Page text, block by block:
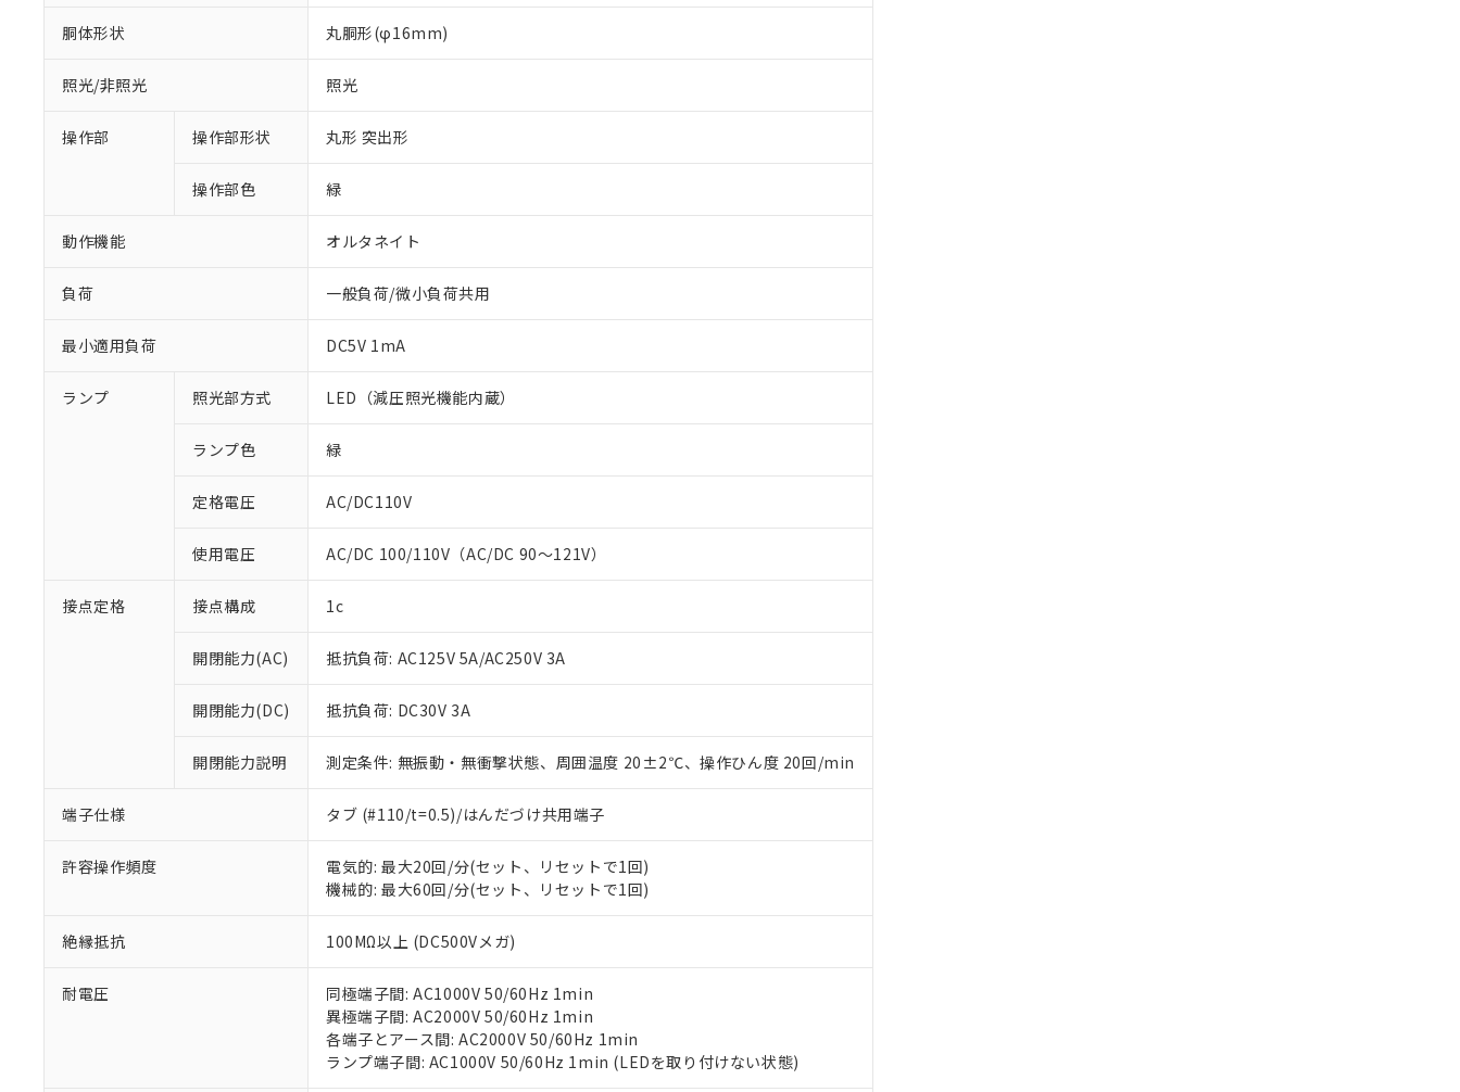
胴体形状 丸胴形(φ16mm)
照光/非照光 照光
操作部 操作部形状 丸形 突出形
操作部色 緑
動作機能 オルタネイト
負荷 一般負荷/微小負荷共用
最小適用負荷 DC5V 1mA
ランプ 照光部方式 LED（減圧照光機能内蔵）
ランプ色 緑
定格電圧 AC/DC110V
使用電圧 AC/DC 100/110V（AC/DC 90～121V）
接点定格 接点構成 1c
開閉能力(AC) 抵抗負荷: AC125V 5A/AC250V 3A
開閉能力(DC) 抵抗負荷: DC30V 3A
開閉能力説明 測定条件: 無振動・無衝撃状態、周囲温度 20±2℃、操作ひん度 20回/min
端子仕様 タブ (#110/t=0.5)/はんだづけ共用端子
許容操作頻度
電気的: 最大20回/分(セット、リセットで1回)
機械的: 最大60回/分(セット、リセットで1回)
絶縁抵抗 100MΩ以上 (DC500Vメガ)
耐電圧
同極端子間: AC1000V 50/60Hz 1min
異極端子間: AC2000V 50/60Hz 1min
各端子とアース間: AC2000V 50/60Hz 1min
ランプ端子間: AC1000V 50/60Hz 1min (LEDを取り付けない状態)
ご利用条件
以下の条件をお読みいただき、同意のうえご利用ください。
本サービスは、当社制御機器事業取扱商品の当社在庫状況および標準価格(税抜)を提供させていただ
くものです。
当社制御機器事業取扱商品の中には、本サービスの対象外となる商品もあることをご了承ください。
在庫状況および標準価格照会結果は、記載している更新日時点での社内データに基づき作成されるも
のであり、閲覧された時点での実際の在庫および標準価格とは異なる場合があることをご了承くださ
い。
当社販売員にご相談ください。
オムロン制御機器販売店や当社販売拠点は「
在庫状況および標準価格結果を当社の事前の承諾なく第三者に漏洩または開示しないようお願いしま
す。
マイパーツ機能（部品リスト作成サービス）をご利用いただくには、I-Webメンバーズにご登録され
対応予定：EU RoHS指令（10物質）の非含有に対応した製品に切り替える予定のある商品です。
対応予定なし：EU RoHS指令（10物質）の非含有に非対応の商品で、対応品を出す予定はありません。
調査・確認中：EU RoHS指令（10物質）の非含有の対応状況を調査中または確認中の商品です。
非該当品：ライセンス料など無形物で、有害物質有無と関係のない商品です。
仕入先様の事情により、非含有部品としていたものが、含有品と判明した場合などやむを得ず変更すること
*EU RoHS指令（10物質）：
鉛(Pb) 1000ppm以下、 水銀(Hg) 1000ppm以下、 カドミウム(Cd) 100ppm以下、
六価クロム(Cr(Ⅵ)) 1000ppm以下、ポリ臭化ビフェニル類(PBB) 1000ppm以下、ポリ臭化ジフェニルエーテル類(PBDE) 1000ppm以下、
フタル酸ビス(2-エチルヘキシル) (DEHP)(別名：DOP) 1000ppm以下、フタル酸ブチルベンジル（BBP） 1000ppm以下、フタル酸ジブチ
ル（DBP） 1000ppm以下、フタル酸ジイソブチル (DIBP) 1000ppm以下
※2 対応予定月
部品在庫の切り替え状況などにより、予定月が前後することがあります。
※1 中国RoHS○×表
「○」：最大均質材料含有率が中国RoHSの基準値以下であることを示します。
「×」：最大均質材料含有率が中国RoHSの基準値を超えていることを示します。
「－」：未確認です。当社販売部門へお問い合わせください。
*中国RoHS10物質の基準値 (GB/T26572)：
Pb(鉛) :1000ppm、 Hg(水銀) : 1000ppm、 Cd(カドミウム) : 100ppm、
Cr(Ⅵ)(六価クロム) : 1000ppm、 PBBs(ポリ臭化ビフェニル類) : 1000ppm、 PBDEs(ポリ臭化ジフェニルエーテル類) : 1000ppm、
DBP(フタル酸ジブチル) : 1000ppm、 DIBP(フタル酸ジイソブチル) : 1000ppm、 BBP(フタル酸ブチルベンジル) : 1000ppm、
DEHP(フタル酸ビス(2-エチルヘキシル)) : 1000ppm
※2 環境保護使用期限
「ｅ」：有害物質（10物質）のすべてが基準値以下であることを示します。
当社は、これら貴社製品のうち、外国為替および外国貿易法に定める商品（以下｢規制貨物等」とい
などの必要な手続きをとります。
当社は規制貨物を破棄する場合は、完全に破砕するなど、違法に輸出されないよう必要な手段を講じ
ます。
当社は貴社製品を、核兵器、ミサイル、化学兵器、生物兵器またはその他武器並びにこれらの製造装
置等に一切使用いたしません。
当社は、貴社製品を第三者に販売する場合は、上記1、2および3の内容を当該第三者に通知します。
また当社は、販売先および販売に係わる関係者が違法に輸出するおそれがある場合は、取り引きをい
たしません。
記
号
説明
○ 一定数以上の在庫あり
△ 一定数には満たないが在庫あり
－
在庫なし(最新の在庫状況については、お客様のお取引先、またはお客様担当のオムロン制御
機器販売店・当社販売員にご確認ください)